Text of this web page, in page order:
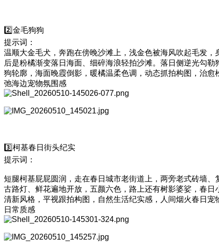
2️⃣金毛狗狗
提示词：
温顺大金毛犬，奔跑在傍晚沙滩上，浅金色被海风吹起毛发，
后是粉橘渐变落日海面、细碎海浪轻拍沙滩。落日侧逆光勾勒
狗轮廓，海面晚霞倒影，暖橘温柔色调，动态抓拍构图，治愈
弛海边宠物氛围感
3️⃣柯基春日街头纪实
提示词：
短腿柯基屁屁圆润，走在春日城市老街道上，两旁老式砖墙、
古路灯、鲜花遍地开放，五颜六色，路上还有树影婆娑，春日
清新风格，平视跟拍构图，自然生活纪实感，人间烟火春日宠
日常质感